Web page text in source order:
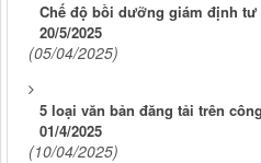
Chế độ bồi dưỡng giám định
20/5/2025
(05/04/2025)
5 loại văn bản đăng tải trên
01/4/2025
(10/04/2025)